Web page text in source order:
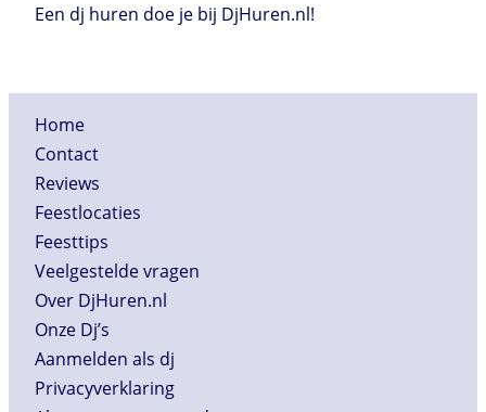
Een dj huren doe je bij DjHuren.nl!
Home
Contact
Reviews
Feestlocaties
Feesttips
Veelgestelde vragen
Over DjHuren.nl
Onze Dj’s
Aanmelden als dj
Privacyverklaring